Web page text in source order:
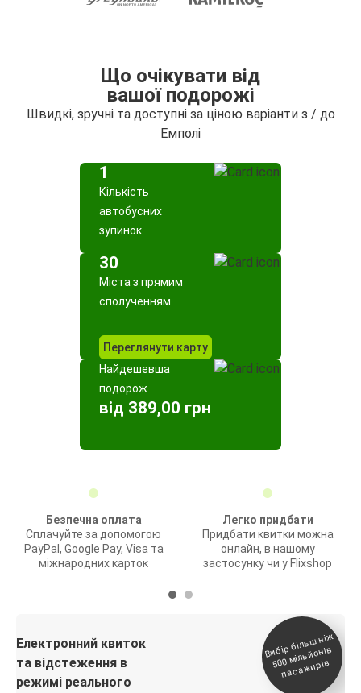
Що очікувати від
вашої подорожі
Швидкі, зручні та доступні за ціною варіанти з / до
Емполі
1
Кількість
автобусних
зупинок
30
Міста з прямим
сполученням
Переглянути карту
Найдешевша
подорож
від 389,00 грн
Безпечна оплата
Сплачуйте за допомогою
PayPal, Google Pay, Visa та
міжнародних карток
Легко придбати
Придбати квитки можна
онлайн, в нашому
застосунку чи у Flixshop
Електронний квиток
та відстеження в
режимі реального
Вибір біль
ш ні
ж
500
мільйонів
паса
жирів